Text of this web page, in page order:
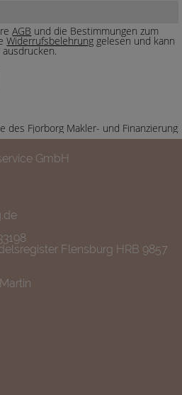
AGB und die Bestimmungen zum
Widerrufsbelehrung gelesen und kann
Fjorborg Makler- und
GmbH
Flensburg HRB 9857